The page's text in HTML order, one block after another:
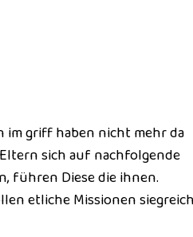
im griff haben nicht mehr da
sich auf nachfolgende
führen Diese die ihnen.
etliche Missionen siegreich